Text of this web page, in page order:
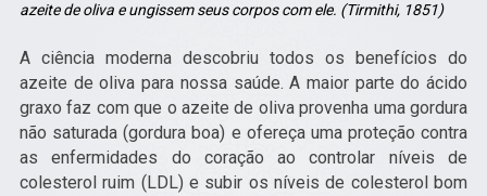
azeite de oliva e ungissem seus corpos com ele. (Tirmithi, 1851)
A ciência moderna descobriu todos os benefícios do
azeite de oliva para nossa saúde. A maior parte do ácido
graxo faz com que o azeite de oliva provenha uma gordura
não saturada (gordura boa) e ofereça uma proteção contra
as enfermidades do coração ao controlar níveis de
colesterol ruim (LDL) e subir os níveis de colesterol bom